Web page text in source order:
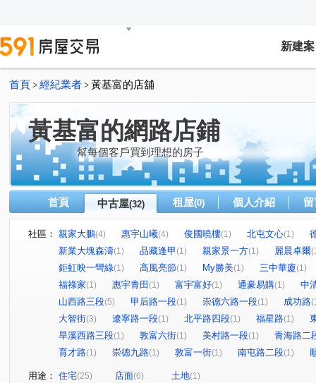
新建案
首頁 > 經紀業者 > 黃基富的店舖
黃基富的網路店鋪
幫每個客戶買到理想的房子
首頁 中古屋(32) 租屋(0) 個人介紹
社區： 親家大鵬(4) 惠宇山曦(4) 俊國曉樓(1) 北屯文心(1)
新業大塊森濤(1) 品藏逢甲(1) 親家景一方(1) 麗晨卓爾
鉅虹映一彎綠(1) 高風亮節(1) My勝美(1) 三中華廈(1)
福祿家(1) 惠宇青田 (1) 富宇富好(1) 通豪易購(1)
中
山西路三段(5) 甲后路一段(1) 崇德六路一段(1) 成功路
大智街(3) 遼寧路一段(1) 北平路四段(1) 福星路(1)
旱溪西路三段(1) 敦富六街(1) 美村路一段(1)
青海路二
育才路(1) 崇德九路(1) 敦富一街(1) 南屯路二段(1)
用途： 住宅(25) 店面(6) 土地(1)